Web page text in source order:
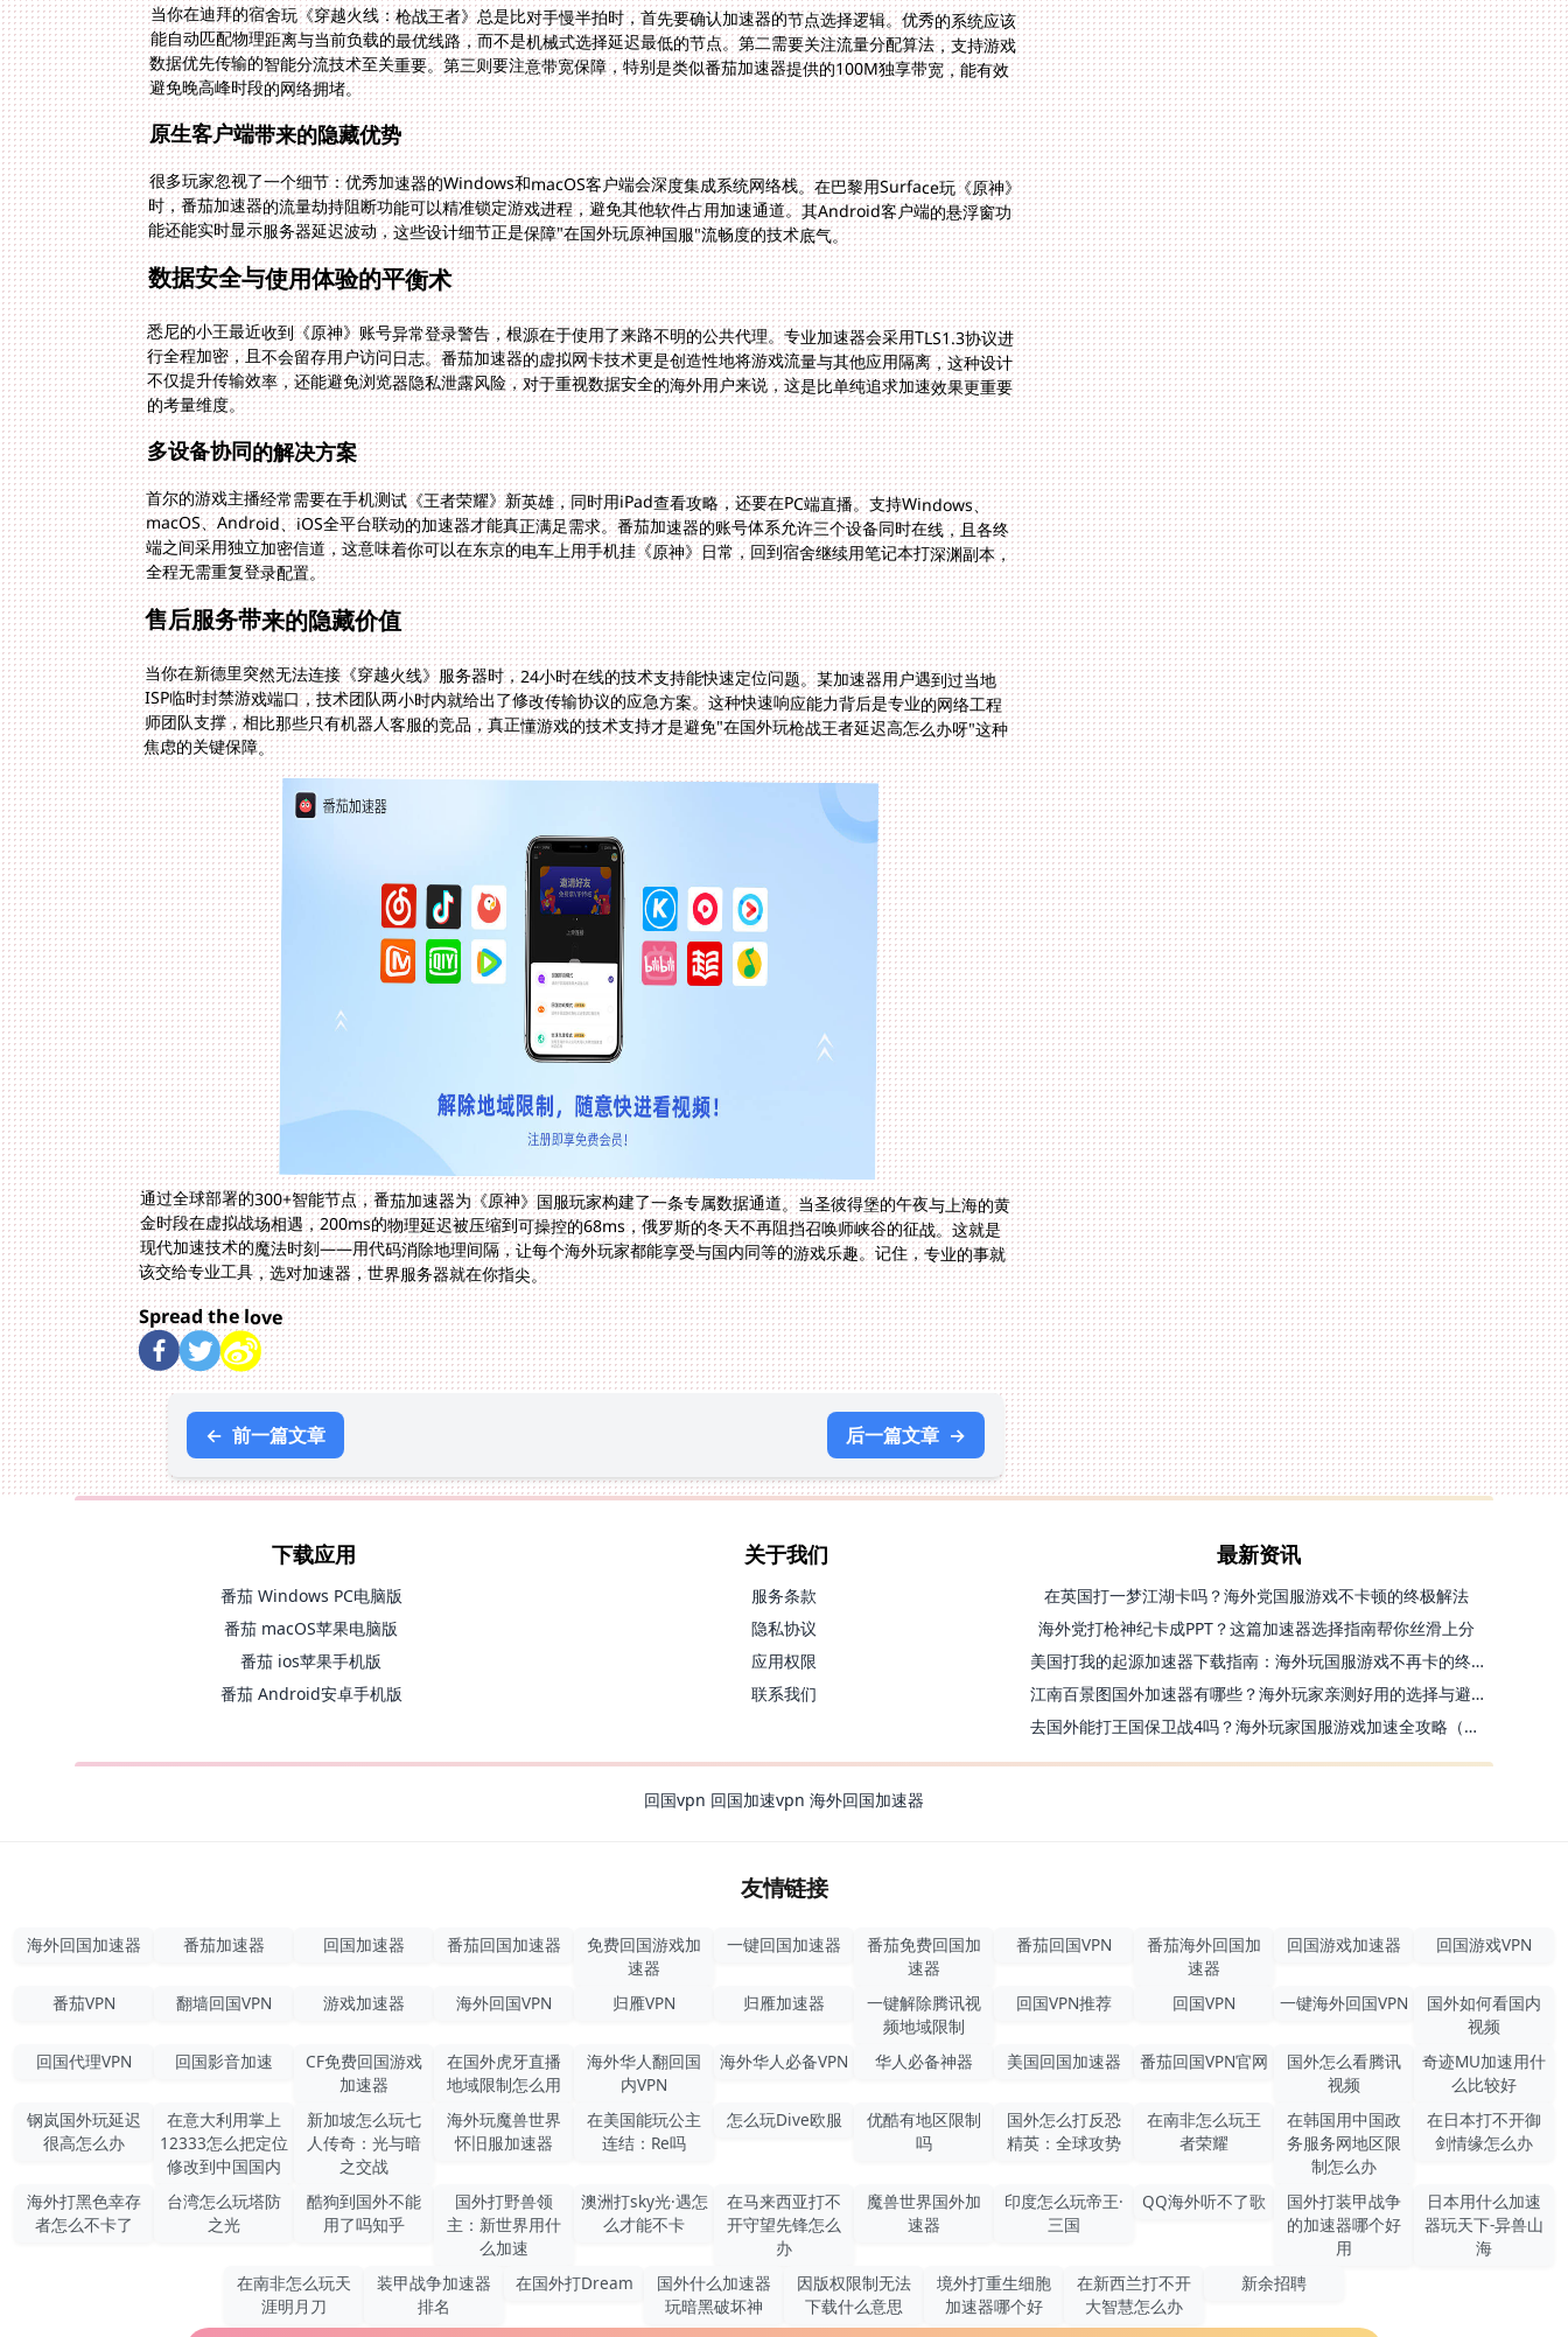
当你在迪拜的宿舍玩《穿越火线：枪战王者》总是比对手慢半拍时，首先要确认加速器的节点选择逻辑。优秀的系统应该
能自动匹配物理距离与当前负载的最优线路，而不是机械式选择延迟最低的节点。第二需要关注流量分配算法，支持游戏
数据优先传输的智能分流技术至关重要。第三则要注意带宽保障，特别是类似番茄加速器提供的100M独享带宽，能有效
避免晚高峰时段的网络拥堵。
原生客户端带来的隐藏优势
很多玩家忽视了一个细节：优秀加速器的Windows和macOS客户端会深度集成系统网络栈。在巴黎用Surface玩《原神》
时，番茄加速器的流量劫持阻断功能可以精准锁定游戏进程，避免其他软件占用加速通道。其Android客户端的悬浮窗功
能还能实时显示服务器延迟波动，这些设计细节正是保障"在国外玩原神国服"流畅度的技术底气。
数据安全与使用体验的平衡术
悉尼的小王最近收到《原神》账号异常登录警告，根源在于使用了来路不明的公共代理。专业加速器会采用TLS1.3协议进
行全程加密，且不会留存用户访问日志。番茄加速器的虚拟网卡技术更是创造性地将游戏流量与其他应用隔离，这种设计
不仅提升传输效率，还能避免浏览器隐私泄露风险，对于重视数据安全的海外用户来说，这是比单纯追求加速效果更重要
的考量维度。
多设备协同的解决方案
首尔的游戏主播经常需要在手机测试《王者荣耀》新英雄，同时用iPad查看攻略，还要在PC端直播。支持Windows、
macOS、Android、iOS全平台联动的加速器才能真正满足需求。番茄加速器的账号体系允许三个设备同时在线，且各终
端之间采用独立加密信道，这意味着你可以在东京的电车上用手机挂《原神》日常，回到宿舍继续用笔记本打深渊副本，
全程无需重复登录配置。
售后服务带来的隐藏价值
当你在新德里突然无法连接《穿越火线》服务器时，24小时在线的技术支持能快速定位问题。某加速器用户遇到过当地
ISP临时封禁游戏端口，技术团队两小时内就给出了修改传输协议的应急方案。这种快速响应能力背后是专业的网络工程
师团队支撑，相比那些只有机器人客服的竞品，真正懂游戏的技术支持才是避免"在国外玩枪战王者延迟高怎么办呀"这种
焦虑的关键保障。
通过全球部署的300+智能节点，番茄加速器为《原神》国服玩家构建了一条专属数据通道。当圣彼得堡的午夜与上海的黄
金时段在虚拟战场相遇，200ms的物理延迟被压缩到可操控的68ms，俄罗斯的冬天不再阻挡召唤师峡谷的征战。这就是
现代加速技术的魔法时刻——用代码消除地理间隔，让每个海外玩家都能享受与国内同等的游戏乐趣。记住，专业的事就
该交给专业工具，选对加速器，世界服务器就在你指尖。
Spread the love
← 前一篇文章 后一篇文章 →
下载应用
番茄 Windows PC电脑版
番茄 macOS苹果电脑版
番茄 ios苹果手机版
番茄 Android安卓手机版
关于我们
服务条款
隐私协议
应用权限
联系我们
最新资讯
在英国打一梦江湖卡吗？海外党国服游戏不卡顿的终极解法
海外党打枪神纪卡成PPT？这篇加速器选择指南帮你丝滑上分
美国打我的起源加速器下载指南：海外玩国服游戏不再卡的终极方案
江南百景图国外加速器有哪些？海外玩家亲测好用的选择与避坑指南
去国外能打王国保卫战4吗？海外玩家国服游戏加速全攻略（附公主连结幻想江湖实测）
回国vpn 回国加速vpn 海外回国加速器
友情链接
海外回国加速器 番茄加速器 回国加速器 番茄回国加速器
免费回国游戏加
速器
一键回国加速器
番茄免费回国加
速器
番茄回国VPN
番茄海外回国加
速器
回国游戏加速器 回国游戏VPN
番茄VPN 翻墙回国VPN 游戏加速器 海外回国VPN 归雁VPN 归雁加速器
一键解除腾讯视
频地域限制
回国VPN推荐 回国VPN 一键海外回国VPN
国外如何看国内
视频
回国代理VPN
回国影音加速
CF免费回国游戏
加速器
在国外虎牙直播
地域限制怎么用
海外华人翻回国
内VPN
海外华人必备VPN 华人必备神器 美国回国加速器 番茄回国VPN官网
国外怎么看腾讯
视频
奇迹MU加速用什
么比较好
钢岚国外玩延迟
很高怎么办
在意大利用掌上
12333怎么把定位
修改到中国国内
新加坡怎么玩七
人传奇：光与暗
之交战
海外玩魔兽世界
怀旧服加速器
在美国能玩公主
连结：Re吗
怎么玩Dive欧服
优酷有地区限制
吗
国外怎么打反恐
精英：全球攻势
在南非怎么玩王
者荣耀
在韩国用中国政
务服务网地区限
制怎么办
在日本打不开御
剑情缘怎么办
海外打黑色幸存
者怎么不卡了
台湾怎么玩塔防
之光
酷狗到国外不能
用了吗知乎
国外打野兽领
主：新世界用什
么加速
澳洲打sky光·遇怎
么才能不卡
在马来西亚打不
开守望先锋怎么
办
魔兽世界国外加
速器
印度怎么玩帝王·
三国
QQ海外听不了歌
国外打装甲战争
的加速器哪个好
用
日本用什么加速
器玩天下-异兽山
海
在南非怎么玩天
涯明月刀
装甲战争加速器
排名
在国外打Dream
国外什么加速器
玩暗黑破坏神
因版权限制无法
下载什么意思
境外打重生细胞
加速器哪个好
在新西兰打不开
大智慧怎么办
新余招聘